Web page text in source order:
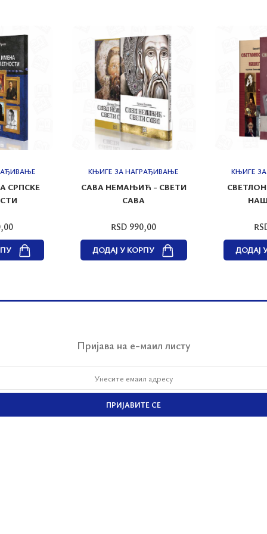
СРПСКЕ
КЊИГЕ ЗА НАГРАЂИВАЊЕ
САВА НЕМАЊИЋ - СВЕТИ
САВА
RSD 990,00
ДОДАЈ У КОРПУ
КЊИГЕ
ДОДАЈ
Пријава на е-маил листу
ПРИЈАВИТЕ СЕ